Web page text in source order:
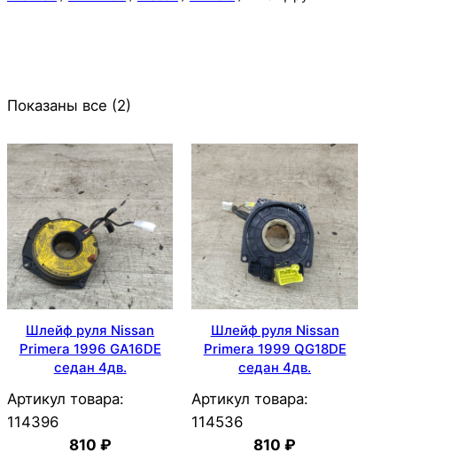
Показаны все (2)
Шлейф руля Nissan
Primera 1996 GA16DE
седан 4дв.
Артикул товара:
114396
810 ₽
Шлейф руля Nissan
Primera 1999 QG18DE
седан 4дв.
Артикул товара:
114536
810₽